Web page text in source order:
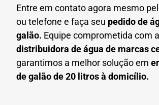
Entre em contato agora mesmo
ou telefone e faça seu pedido de
galão. Equipe comprometida com
distribuidora de água de marcas
garantimos a melhor solução em
de galão de 20 litros à domicílio.